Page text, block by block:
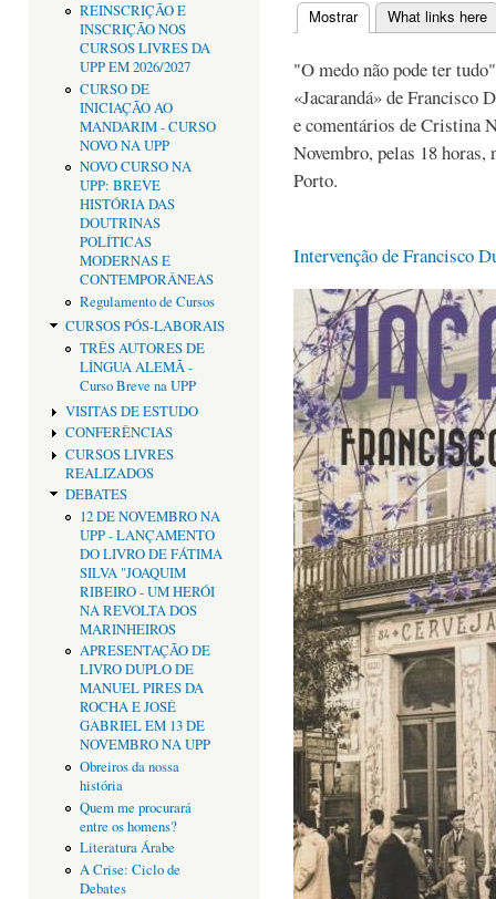
REINSCRIÇÃO E
INSCRIÇÃO NOS
CURSOS LIVRES DA
UPP EM 2026/2027
CURSO DE
INICIAÇÃO AO
MANDARIM - CURSO
NOVO NA UPP
NOVO CURSO NA
UPP: BREVE
HISTÓRIA DAS
DOUTRINAS
POLÍTICAS
MODERNAS E
CONTEMPORÂNEAS
Regulamento de Cursos
CURSOS PÓS-LABORAIS
TRÊS AUTORES DE
LÍNGUA ALEMÃ -
Curso Breve na UPP
VISITAS DE ESTUDO
CONFERÊNCIAS
CURSOS LIVRES
REALIZADOS
DEBATES
12 DE NOVEMBRO NA
UPP - LANÇAMENTO
DO LIVRO DE FÁTIMA
SILVA "JOAQUIM
RIBEIRO - UM HERÓI
NA REVOLTA DOS
MARINHEIROS
APRESENTAÇÃO DE
LIVRO DUPLO DE
MANUEL PIRES DA
ROCHA E JOSÉ
GABRIEL EM 13 DE
NOVEMBRO NA UPP
Obreiros da nossa
história
Quem me procurará
entre os homens?
Literatura Árabe
A Crise: Ciclo de
Debates
Separadores
Mostrar(separador ativo)
What links here
"O medo não pode ter
«Jacarandá» de Francisco
e comentários de Cristina
Novembro, pelas 18 horas,
Porto.
Intervenção de Francisco